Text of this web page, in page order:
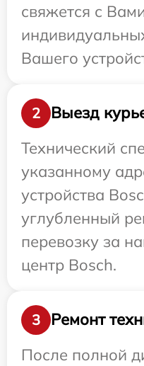
свяжется с
Вашего
2
Выезд
Технический
указанному
устройства
углубленный
перевозку за
центр Bosch.
3
Ремонт
После полной